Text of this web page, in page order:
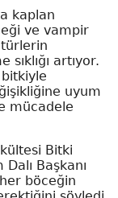
kaplan
ve vampir
artıyor.
uyum
mücadele
Bitki
Başkanı
böceğin